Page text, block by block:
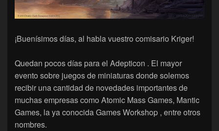
¡Buenísimos días, al habla vuestro comisario Kriger!
Quedan pocos días para el Adepticon . El mayor
evento sobre juegos de miniaturas donde solemos
recibir una cantidad de novedades importantes de
muchas empresas como Atomic Mass Games, Mantic
Games, la ya conocida Games Workshop , entre otros
nombres.